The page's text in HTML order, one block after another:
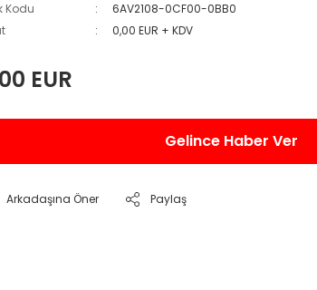
Kodu
6AV2108-0CF00-0BB0
0,00 EUR + KDV
EUR
Gelince Haber Ver
Arkadaşına Öner Paylaş